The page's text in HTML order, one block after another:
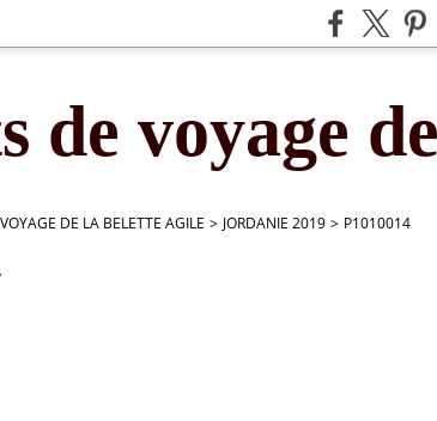
de voyage
DE LA BELETTE AGILE > JORDANIE 2019 > P1010014